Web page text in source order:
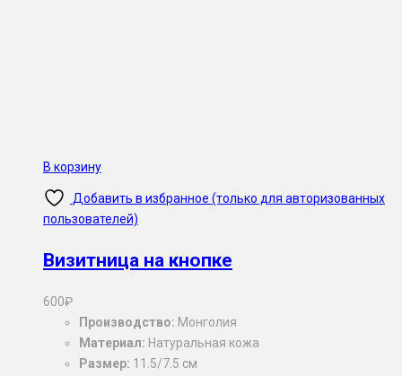
В корзину
Добавить в избранное (только для авторизованных
пользователей)
Визитница на кнопке
600₽
Производство: Монголия
Материал: Натуральная кожа
Размер: 11.5/7.5 см